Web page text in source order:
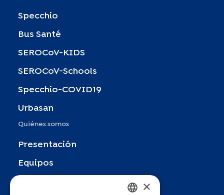
Specchio
Bus Santé
SEROCoV-KIDS
SEROCoV-Schools
Specchio-COVID19
Urbasan
Quiénes somos
Presentación
Equipos
×